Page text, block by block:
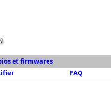
et firmwares
FAQ